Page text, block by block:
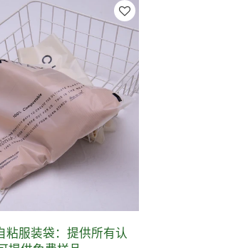
粘服装袋：提供所有认